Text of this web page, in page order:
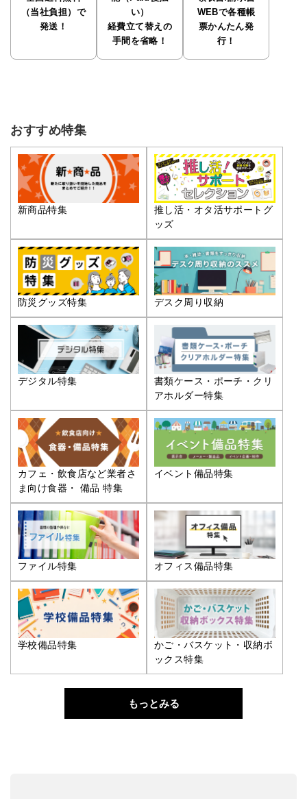
（当社負担）で
発送！
い）
経費立て替えの
手間を省略！
WEBで各種帳
票かんたん発
行！
おすすめ特集
新商品特集
推し活・オタ活サポートグ
ッズ
防災グッズ特集 デスク周り収納
デジタル特集
書類ケース・ポーチ・クリ
アホルダー特集
カフェ・飲食店など業者さ
ま向け食器・ 備品 特集
イベント備品特集
ファイル特集 オフィス備品特集
学校備品特集
かご・バスケット・収納ボ
ックス特集
もっとみる